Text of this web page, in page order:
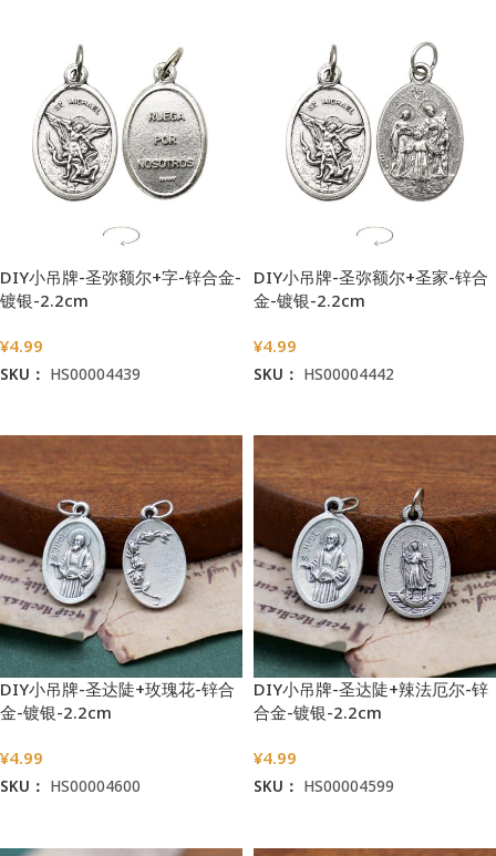
DIY小吊牌-圣弥额尔+字-锌合金-
镀银-2.2cm
¥4.99
SKU： HS00004439
DIY小吊牌-圣弥额尔+圣家-锌合
金-镀银-2.2cm
¥4.99
SKU： HS00004442
DIY小吊牌-圣达陡+玫瑰花-锌合
金-镀银-2.2cm
¥4.99
SKU： HS00004600
DIY小吊牌-圣达陡+辣法厄尔-锌
合金-镀银-2.2cm
¥4.99
SKU： HS00004599